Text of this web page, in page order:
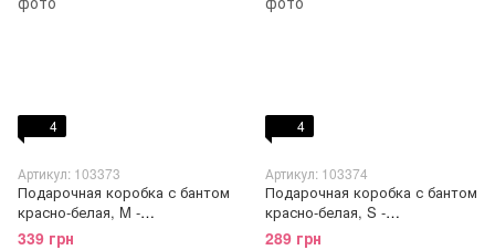
4
Артикул: 103373
Подарочная коробка с бантом
красно-белая, M -
24,5х17,5х11,2 см
339 грн
4
Артикул: 103374
Подарочная коробка с бантом
красно-белая, S -
20,5х13,5х9,5 см
289 грн